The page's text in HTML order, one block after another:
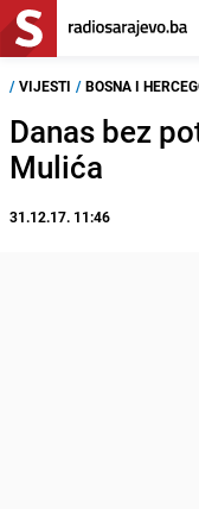
/ VIJESTI / BOSNA I
Danas bez
Mulića
31.12.17. 11:46